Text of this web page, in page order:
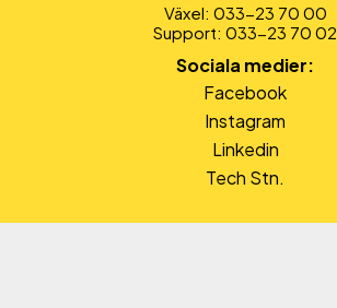
Växel: 033-23 70 00
Support: 033-23 70 02
Sociala medier:
Facebook
Instagram
Linkedin
Tech Stn.